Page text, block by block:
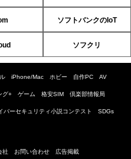
ソフトバンクのIoT
ソフクリ
iPhone/Mac ホビー 自作PC AV
グ+ ゲーム 格安SIM 倶楽部情報局
バーセキュリティ小説コンテスト SDGs
社 お問い合わせ 広告掲載